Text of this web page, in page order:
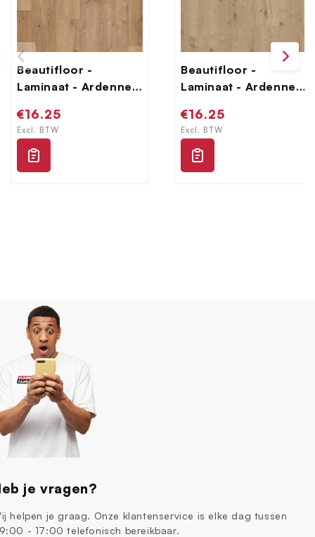
Beautifloor -
Laminaat - Ardennen
Normale
prijs
€16.25
Excl. BTW
Beautifloor -
Laminaat - Ardennen
Normale
prijs
€16.25
Excl. BTW
je vragen?
helpen je graag. Onze klantenservice is elke dag tussen
- 17:00 telefonisch bereikbaar.